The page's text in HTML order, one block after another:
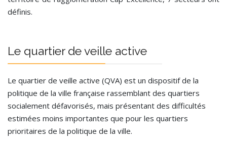
définis.
Le quartier de veille active
Le quartier de veille active (QVA) est un dispositif de la
politique de la ville française rassemblant des quartiers
socialement défavorisés, mais présentant des difficultés
estimées moins importantes que pour les quartiers
prioritaires de la politique de la ville.